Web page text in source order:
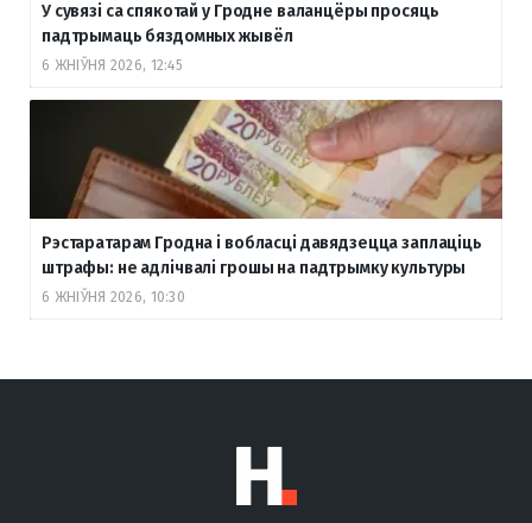
У сувязі са спякотай у Гродне валанцёры просяць
падтрымаць бяздомных жывёл
6 ЖНІЎНЯ 2026, 12:45
Рэстаратарам Гродна і вобласці давядзецца заплаціць
штрафы: не адлічвалі грошы на падтрымку культуры
6 ЖНІЎНЯ 2026, 10:30